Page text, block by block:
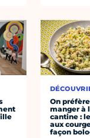
On préfère
manger à
cantine :
aux
façon